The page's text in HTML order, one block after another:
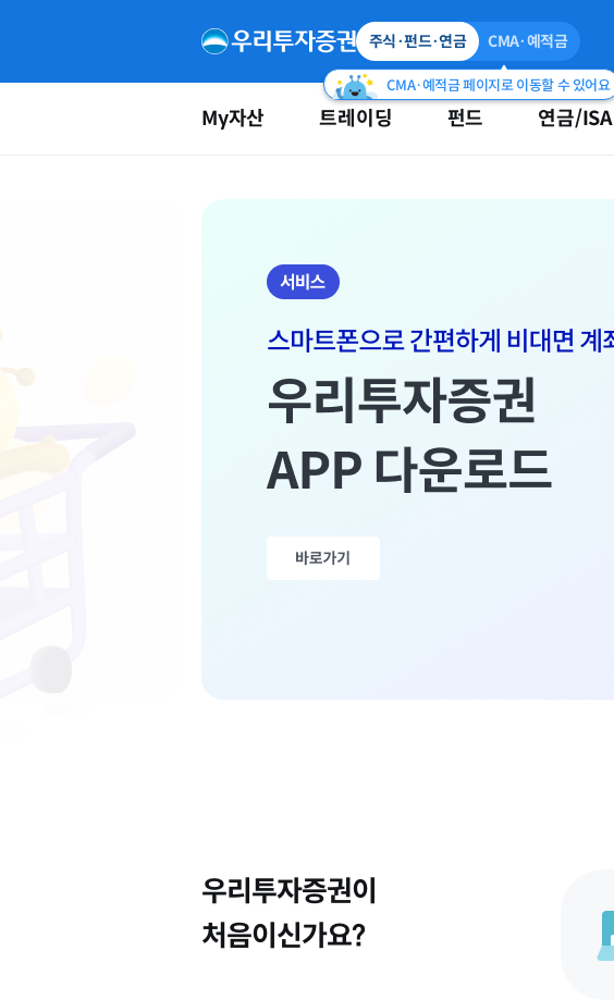
주식·펀드·연금 CMA·예적금
CMA·예적금 페이지로 이동할 수 있어요
My자산 트레이딩 펀드 연금/ISA
우리투자증권이
처음이신가요?